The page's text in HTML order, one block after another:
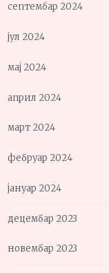
септембар 2024
јул 2024
мај 2024
април 2024
март 2024
фебруар 2024
јануар 2024
децембар 2023
новембар 2023